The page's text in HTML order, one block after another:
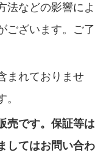
法などの影響によ
ございます。ご了
まれておりませ
売です。保証等は
してはお問い合わ